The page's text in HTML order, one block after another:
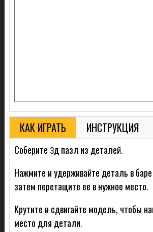
КАК ИГРАТЬ ИНСТРУКЦИЯ
Соберите 3д пазл из деталей.
Нажмите и удерживайте деталь в
затем перетащите ее в нужное место.
Крутите и сдвигайте модель, чтобы
место для детали.